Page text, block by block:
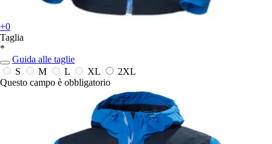
+0
Taglia
*
Guida alle taglie
S
M L XL
2XL
Questo campo è obbligatorio